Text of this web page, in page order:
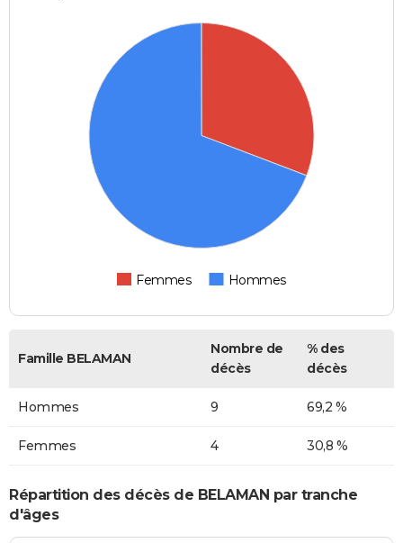
Femmes Hommes
Famille BELAMAN
Nombre de
décès
% des
décès
Hommes 9 69,2 %
Femmes 4 30,8 %
Répartition des décès de BELAMAN par tranche
d'âges